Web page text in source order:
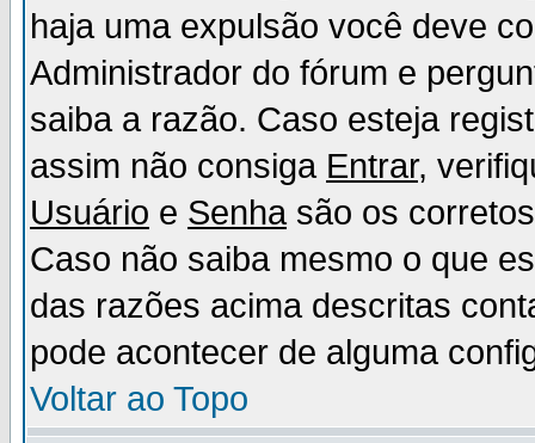
haja uma expulsão você deve
Administrador do fórum e
saiba a razão. Caso esteja
assim não consiga Entrar,
Usuário e Senhasão os
Caso não saiba mesmo o que
das razões acima descritas
pode acontecer de alguma
Voltar ao Topo